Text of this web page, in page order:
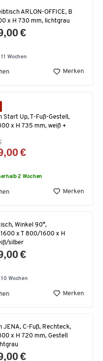
ARLON-OFFICE, B
x H 730 mm, lichtgrau
€
11 Wochen
Merken
Start Up, T-Fuß-Gestell,
x H 735 mm, weiß +
€
2 Wochen
Merken
Winkel 90°,
x T 800/1600 x H
silber
€
10 Wochen
Merken
JENA, C-Fuß, Rechteck,
x H 720 mm, Gestell
€